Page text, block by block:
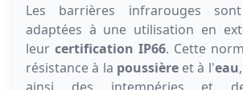
Les barrières infrarouges
adaptées à une utilisation en
leur certification IP66. Cette
résistance à la poussièreet à l'eau
ainsi des intempéries et